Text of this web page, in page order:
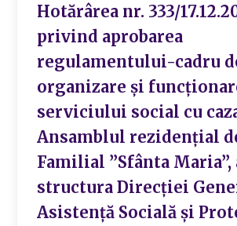
Hotărârea nr. 333/
privind aprobarea
regulamentului-cadru
organizare și
serviciului social cu
Ansamblul rezidențial
Familial ”Sfânta
structura Direcției
Asistență Socială și